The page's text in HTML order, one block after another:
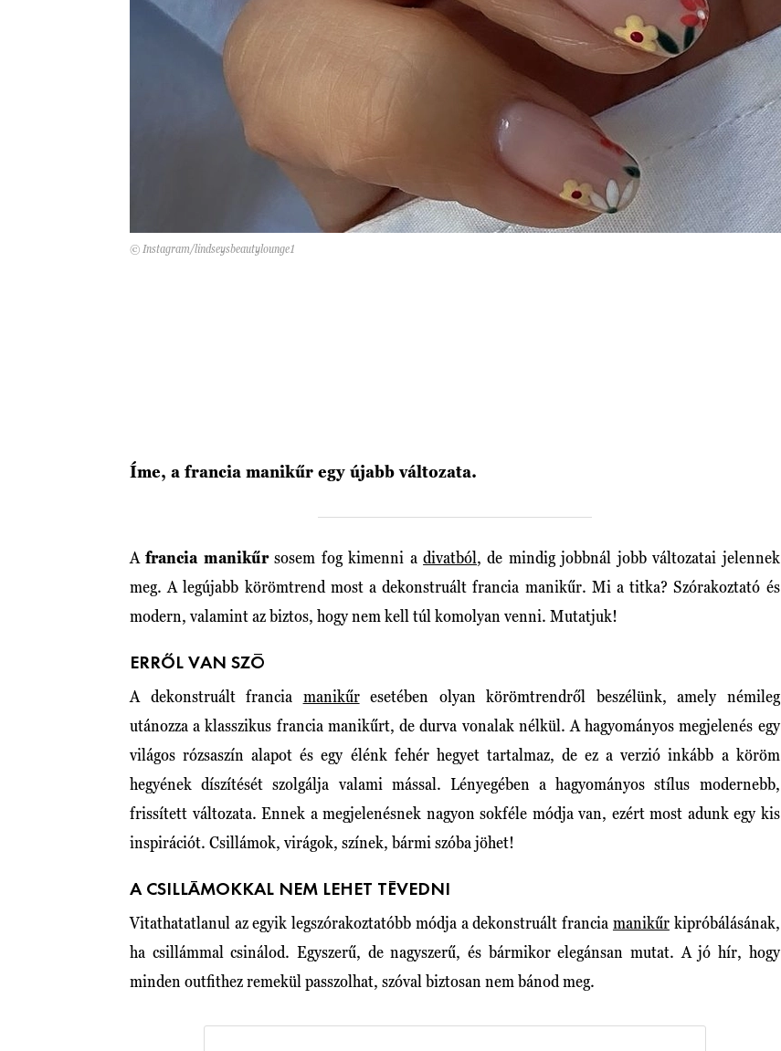
© Instagram/lindseysbeautylounge1
Íme, a francia manikűr egy újabb változata.
Afrancia manikűrsosem fog kimenni adivatból, de mindig jobbnál jobb változatai jelennek
meg. A legújabb körömtrend most a dekonstruált francia manikűr. Mi a titka? Szórakoztató és
modern, valamint az biztos, hogy nem kell túl komolyan venni. Mutatjuk!
ERRŐL VAN SZÓ
A dekonstruált francia manikűresetében olyan körömtrendről beszélünk, amely némileg
utánozza a klasszikus francia manikűrt, de durva vonalak nélkül. A hagyományos megjelenés egy
világos rózsaszín alapot és egy élénk fehér hegyet tartalmaz, de ez a verzió inkább a köröm
hegyének díszítését szolgálja valami mással. Lényegében a hagyományos stílus modernebb,
frissített változata. Ennek a megjelenésnek nagyon sokféle módja van, ezért most adunk egy kis
inspirációt. Csillámok, virágok, színek, bármi szóba jöhet!
A CSILLÁMOKKAL NEM LEHET TÉVEDNI
Vitathatatlanul az egyik legszórakoztatóbb módja a dekonstruált francia manikűrkipróbálásának,
ha csillámmal csinálod. Egyszerű, de nagyszerű, és bármikor elegánsan mutat. A jó hír, hogy
minden outfithez remekül passzolhat, szóval biztosan nem bánod meg.